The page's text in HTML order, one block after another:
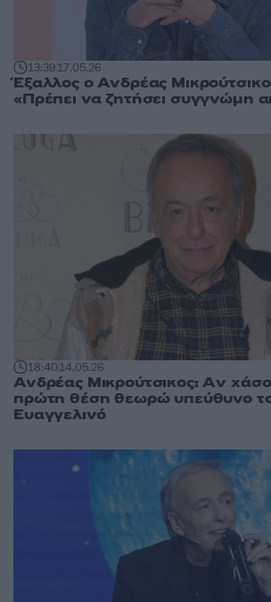
13:3917.05.26
Έξαλλος ο Ανδρέας
«Πρέπει να ζητήσει συγγνώμη
18:4014.05.26
Ανδρέας Μικρούτσικος: Aν
πρώτη θέση θεωρώ υπεύθυνο
Ευαγγελινό